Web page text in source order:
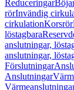
Reduceringar
rörInvändig
cirkulationKorsrör
löstagbara
anslutningar,
anslutningar,
Förslutningar
Anslutningar